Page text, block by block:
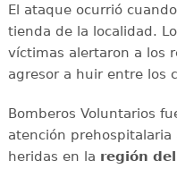
El ataque ocurrió
tienda de la localidad.
víctimas alertaron a los
agresor a huir entre los
Bomberos Voluntarios
atención
heridas en la región